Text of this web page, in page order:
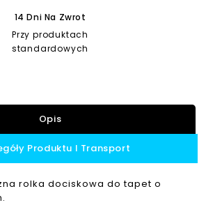
14 Dni Na Zwrot
Przy produktach
standardowych
Opis
Produktu I Transport
rolka dociskowa do tapet o